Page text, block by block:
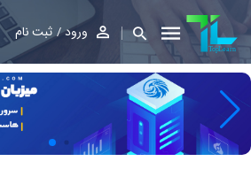
ورود ثبت نام